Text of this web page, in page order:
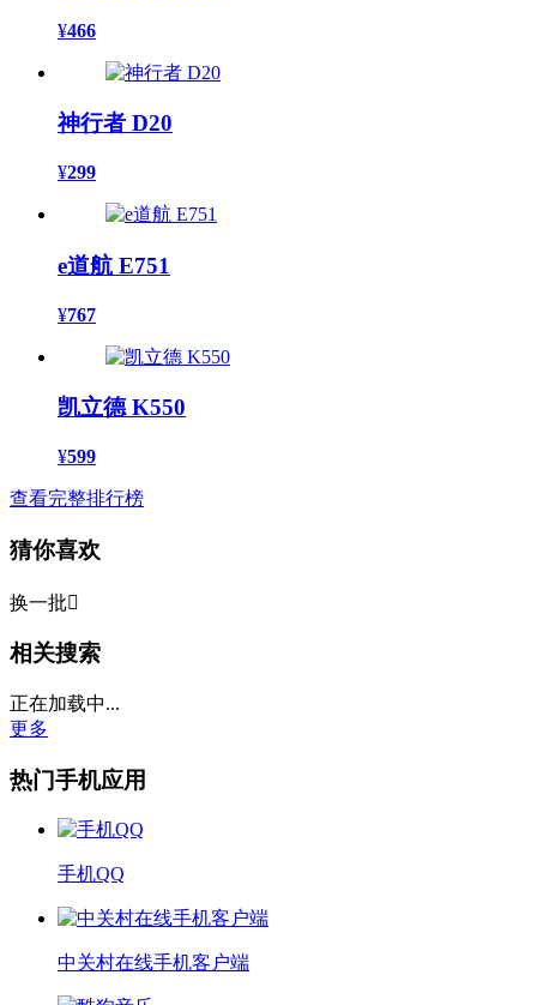
¥466
神行者 D20
¥299
e道航 E751
¥767
凯立德 K550
¥599
查看完整排行榜
猜你喜欢
换一批
相关搜索
正在加载中...
更多
热门手机应用
手机QQ
中关村在线手机客户端